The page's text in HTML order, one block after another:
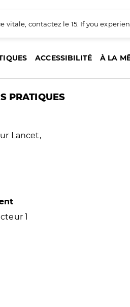
vitale, contactez le 15. If you
ACCESSIBILITÉ À LA
PRATIQUES
Lancet,
1